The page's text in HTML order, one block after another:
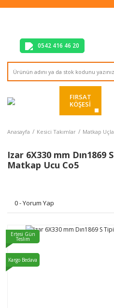
Tüm Alışverişlerde
0542 416 46 20
FIRSAT
KÖŞESİ
Anasayfa Kesici Takımlar Matkap
Izar 6X330 mm Dın1869
Matkap Ucu Co5
0 - Yorum Yap
Ertesi Gün
Teslim
Kargo Bedava